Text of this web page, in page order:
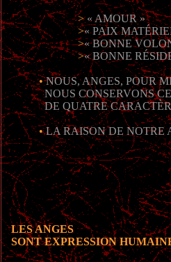
>« AMOUR »
>« PAIX
>« BONNE
>« BONNE
•NOUS, ANGES, POUR
NOUS CONSERVONS
DE QUATRE
•LA RAISON DE NOTRE
LES ANGES
SONT EXPRESSION